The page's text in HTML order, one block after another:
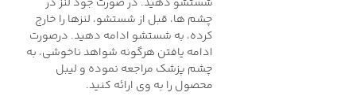
چشم ها، قبل از شستشو، لنزها را خارج
کرده، به شستشو ادامه دهید. درصورت
ادامه یافتن هرگونه شواهد ناخوشی، به
چشم پزشك مراجعه نموده و ليبل
محصول را به وی ارائه كنيد.